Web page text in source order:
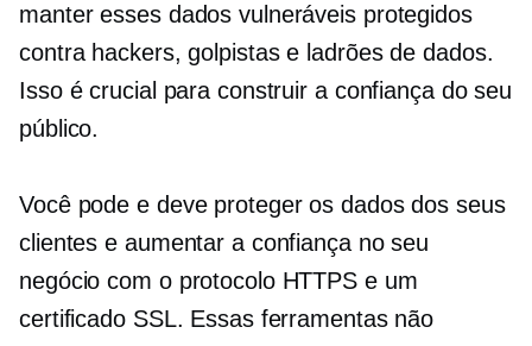
manter esses dados vulneráveis ​​protegidos
contra hackers, golpistas e ladrões de dados.
Isso é crucial para construir a confiança do seu
público.
Você pode e deve proteger os dados dos seus
clientes e aumentar a confiança no seu
negócio com o protocolo HTTPS e um
certificado SSL. Essas ferramentas não